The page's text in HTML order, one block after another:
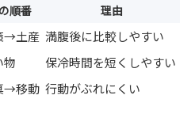
順番 理由
→土産 満腹後に比較しやすい
保冷時間を短くしやすい
→移動 行動がぶれにくい